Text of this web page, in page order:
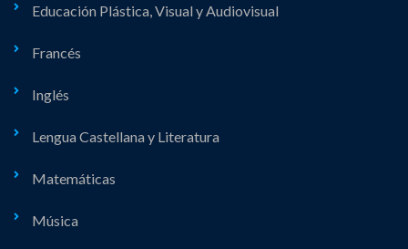
Educación Plástica, Visual y Audiovisual
Francés
Inglés
Lengua Castellana y Literatura
Matemáticas
Música